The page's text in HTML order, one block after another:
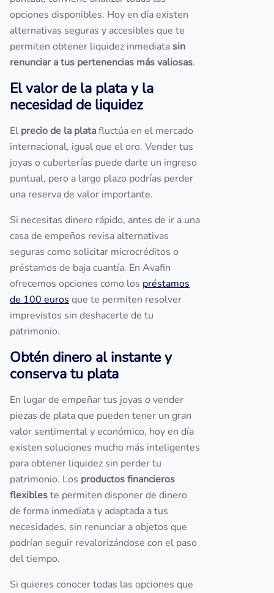
opciones disponibles. Hoy en día existen
alternativas seguras y accesibles que te
permiten obtener liquidez inmediatasin
renunciar a tus pertenencias más valiosas.
El valor de la plata y la
necesidad de liquidez
El precio de la platafluctúa en el mercado
internacional, igual que el oro. Vender tus
joyas o cuberterías puede darte un ingreso
puntual, pero a largo plazo podrías perder
una reserva de valor importante.
Si necesitas dinero rápido, antes de ir a una
casa de empeños revisa alternativas
seguras como solicitar microcréditos o
préstamos de baja cuantía. En Avafin
ofrecemos opciones como los préstamos
de 100 euros que te permiten resolver
imprevistos sin deshacerte de tu
patrimonio.
Obtén dinero al instante y
conserva tu plata
En lugar de empeñar tus joyas o vender
piezas de plata que pueden tener un gran
valor sentimental y económico, hoy en día
existen soluciones mucho más inteligentes
para obtener liquidez sin perder tu
patrimonio. Los productos financieros
flexibleste permiten disponer de dinero
de forma inmediata y adaptada a tus
necesidades, sin renunciar a objetos que
podrían seguir revalorizándose con el paso
del tiempo.
Si quieres conocer todas las opciones que